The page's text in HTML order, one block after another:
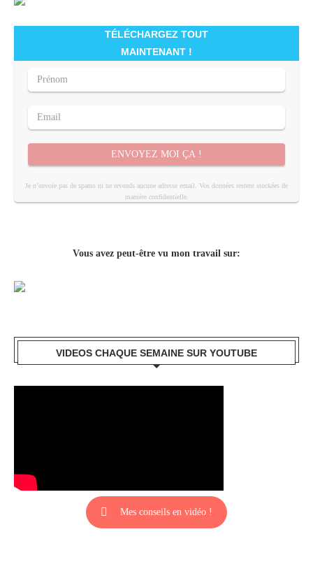
TÉLÉCHARGEZ TOUT
MAINTENANT !
ENVOYEZ MOI ÇA !
Je n’envoie pas de spams ni ne revends aucune adresse email. Vos données restent stockées de
manière confidentielle.
Vous avez peut-être vu mon travail sur:
VIDEOS CHAQUE SEMAINE SUR YOUTUBE
Mes conseils en vidéo !